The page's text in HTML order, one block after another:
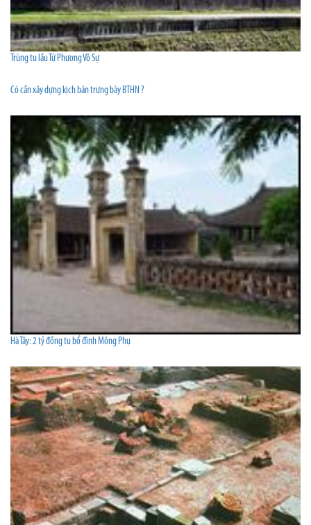
Trùng tu lầu Tứ Phương Vô Sự
Có cần xây dựng kịch bản trưng bày BTHN ?
Hà Tây: 2 tỷ đồng tu bổ đình Mông Phụ